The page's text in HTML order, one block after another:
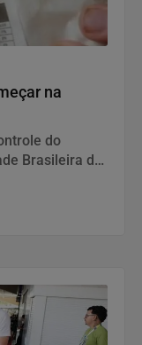
na
do
Brasileira de
física.